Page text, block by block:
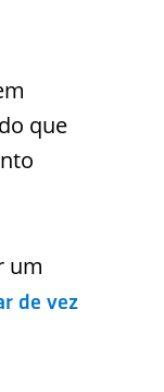
que
um
de vez